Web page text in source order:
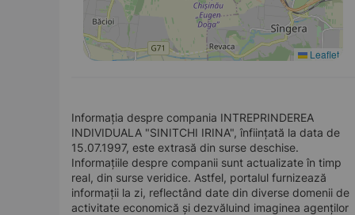
Leaflet
Informația despre compania INTREPRINDEREA
INDIVIDUALA "SINITCHI IRINA", înființată la data de
15.07.1997, este extrasă din surse deschise.
Informațiile despre companii sunt actualizate în timp
real, din surse veridice. Astfel, portalul furnizează
informații la zi, reflectând date din diverse domenii de
activitate economică și dezvăluind imaginea agenților